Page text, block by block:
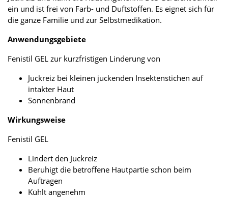
ein und ist frei von Farb- und Duftstoffen. Es eignet sich für
die ganze Familie und zur Selbstmedikation.
Anwendungsgebiete
Fenistil GEL zur kurzfristigen Linderung von
Juckreiz bei kleinen juckenden Insektenstichen auf
intakter Haut
Sonnenbrand
Wirkungsweise
Fenistil GEL
Lindert den Juckreiz
Beruhigt die betroffene Hautpartie schon beim
Auftragen
Kühlt angenehm